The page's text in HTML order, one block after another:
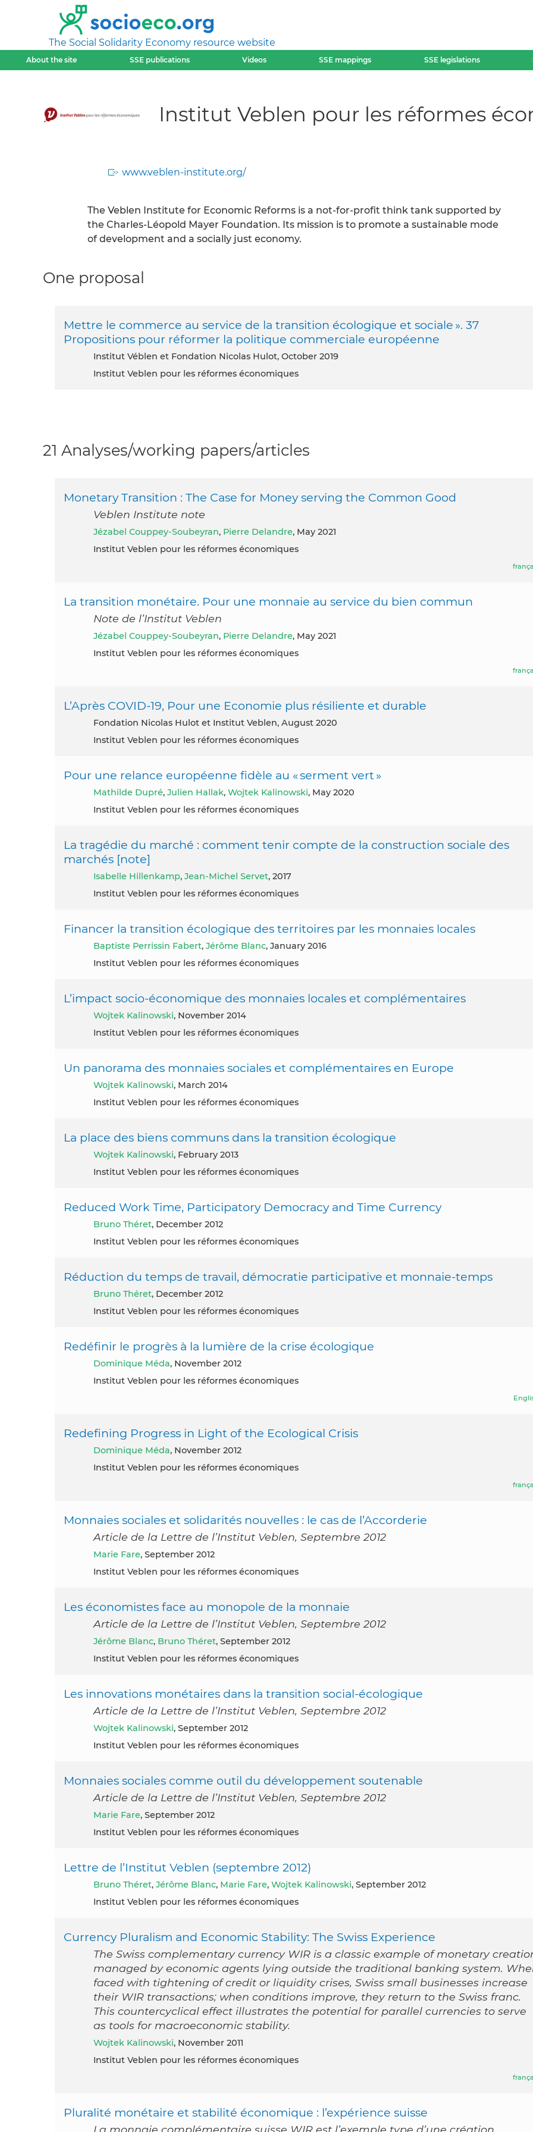
The Social Solidarity Economy resource website
About the site SSE publications Videos SSE mappings SSE legislations
Institut Veblen pour les réformes
www.veblen-institute.org/
The Veblen Institute for Economic Reforms is a not-for-profit think tank supported by
the Charles-Léopold Mayer Foundation. Its mission is to promote a sustainable mode
of development and a socially just economy.
One proposal
Mettre le commerce au service de la transition écologique et sociale ». 37
Propositions pour réformer la politique commerciale européenne
Institut Véblen et Fondation Nicolas Hulot, October 2019
Institut Veblen pour les réformes économiques
21 Analyses/working papers/articles
Monetary Transition : The Case for Money serving the Common Good
Veblen Institute note
Jézabel Couppey-Soubeyran, Pierre Delandre, May 2021
Institut Veblen pour les réformes économiques
La transition monétaire. Pour une monnaie au service du bien commun
Note de l’Institut Veblen
Jézabel Couppey-Soubeyran, Pierre Delandre, May 2021
Institut Veblen pour les réformes économiques
L’Après COVID-19, Pour une Economie plus résiliente et durable
Fondation Nicolas Hulot et Institut Veblen, August 2020
Institut Veblen pour les réformes économiques
Pour une relance européenne fidèle au « serment vert »
Mathilde Dupré, Julien Hallak, Wojtek Kalinowski, May 2020
Institut Veblen pour les réformes économiques
La tragédie du marché : comment tenir compte de la construction sociale des
marchés [note]
Isabelle Hillenkamp, Jean-Michel Servet, 2017
Institut Veblen pour les réformes économiques
Financer la transition écologique des territoires par les monnaies locales
Baptiste Perrissin Fabert, Jérôme Blanc, January 2016
Institut Veblen pour les réformes économiques
L’impact socio-économique des monnaies locales et complémentaires
Wojtek Kalinowski, November 2014
Institut Veblen pour les réformes économiques
Un panorama des monnaies sociales et complémentaires en Europe
Wojtek Kalinowski, March 2014
Institut Veblen pour les réformes économiques
La place des biens communs dans la transition écologique
Wojtek Kalinowski, February 2013
Institut Veblen pour les réformes économiques
Reduced Work Time, Participatory Democracy and Time Currency
Bruno Théret, December 2012
Institut Veblen pour les réformes économiques
Réduction du temps de travail, démocratie participative et monnaie-temps
Bruno Théret, December 2012
Institut Veblen pour les réformes économiques
Redéfinir le progrès à la lumière de la crise écologique
Dominique Méda, November 2012
Institut Veblen pour les réformes économiques
Redefining Progress in Light of the Ecological Crisis
Dominique Méda, November 2012
Institut Veblen pour les réformes économiques
Monnaies sociales et solidarités nouvelles : le cas de l’Accorderie
Article de la Lettre de l’Institut Veblen, Septembre 2012
Marie Fare, September 2012
Institut Veblen pour les réformes économiques
Les économistes face au monopole de la monnaie
Article de la Lettre de l’Institut Veblen, Septembre 2012
Jérôme Blanc, Bruno Théret, September 2012
Institut Veblen pour les réformes économiques
Les innovations monétaires dans la transition social-écologique
Article de la Lettre de l’Institut Veblen, Septembre 2012
Wojtek Kalinowski, September 2012
Institut Veblen pour les réformes économiques
Monnaies sociales comme outil du développement soutenable
Article de la Lettre de l’Institut Veblen, Septembre 2012
Marie Fare, September 2012
Institut Veblen pour les réformes économiques
Lettre de l’Institut Veblen (septembre 2012)
Bruno Théret, Jérôme Blanc, Marie Fare, Wojtek Kalinowski, September 2012
Institut Veblen pour les réformes économiques
Currency Pluralism and Economic Stability: The Swiss Experience
The Swiss complementary currency WIR is a classic example of monetary
managed by economic agents lying outside the traditional banking system.
faced with tightening of credit or liquidity crises, Swiss small businesses increase
their WIR transactions; when conditions improve, they return to the Swiss franc.
This countercyclical effect illustrates the potential for parallel currencies to serve
as tools for macroeconomic stability.
Wojtek Kalinowski, November 2011
Institut Veblen pour les réformes économiques
Pluralité monétaire et stabilité économique : l’expérience suisse